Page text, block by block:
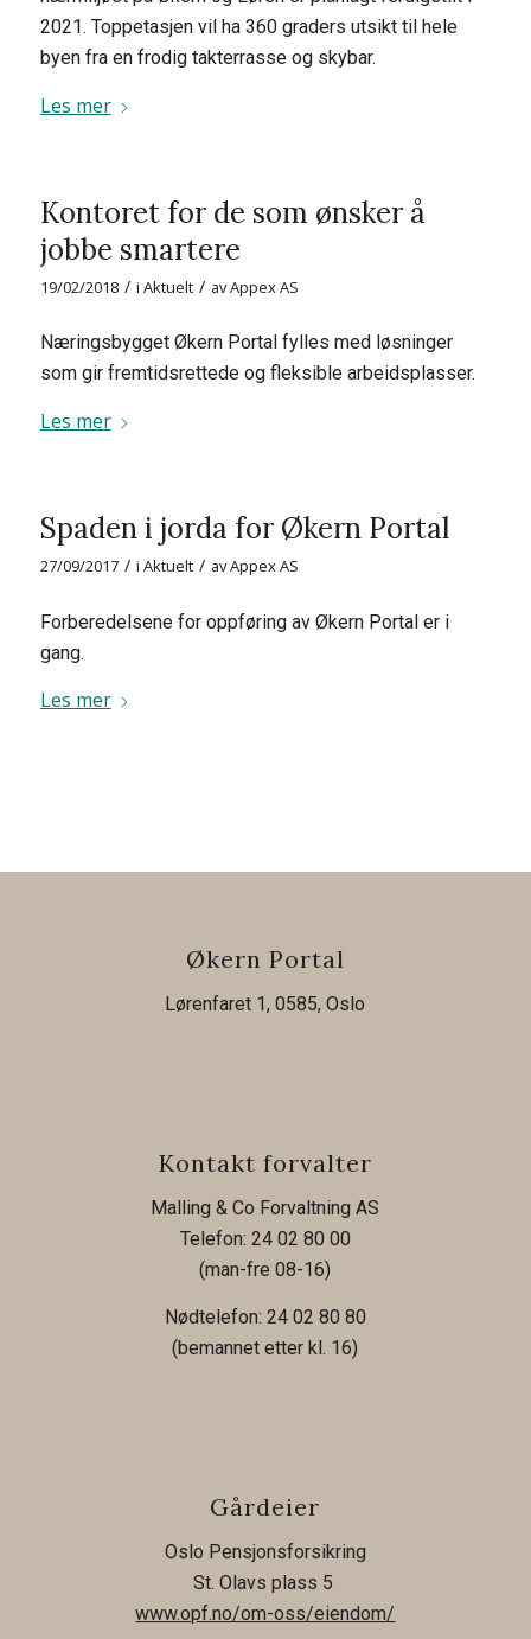
2021. Toppetasjen vil ha 360 graders utsikt til hele
byen fra en frodig takterrasse og skybar.
Les mer
Kontoret for de som ønsker å
jobbe smartere
19/02/2018 / i Aktuelt / avAppex AS
Næringsbygget Økern Portal fylles med løsninger
som gir fremtidsrettede og fleksible arbeidsplasser.
Les mer
Spaden i jorda for Økern Portal
27/09/2017 / i Aktuelt / avAppex AS
Forberedelsene for oppføring av Økern Portal er i
gang.
Les mer
Økern Portal
Lørenfaret 1, 0585, Oslo
Kontakt forvalter
Malling & Co Forvaltning AS
Telefon: 24 02 80 00
(man-fre 08-16)
Nødtelefon: 24 02 80 80
(bemannet etter kl. 16)
Gårdeier
Oslo Pensjonsforsikring
St. Olavs plass 5
www.opf.no/om-oss/eiendom/